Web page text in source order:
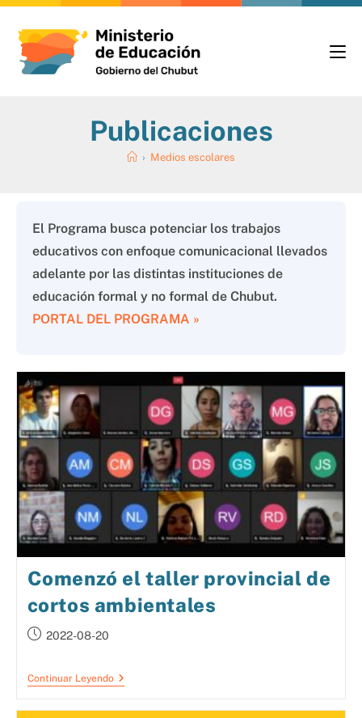
Publicaciones
› Medios escolares
El Programa busca potenciar los trabajos
educativos con enfoque comunicacional llevados
adelante por las distintas instituciones de
educación formal y no formal de Chubut.
PORTAL DEL PROGRAMA »
Comenzó el taller provincial de
cortos ambientales
2022-08-20
Continuar Leyendo